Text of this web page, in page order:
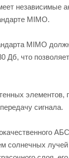
независимые
MIMO.
MIMO
Дб, что
сигнала.
солнечных